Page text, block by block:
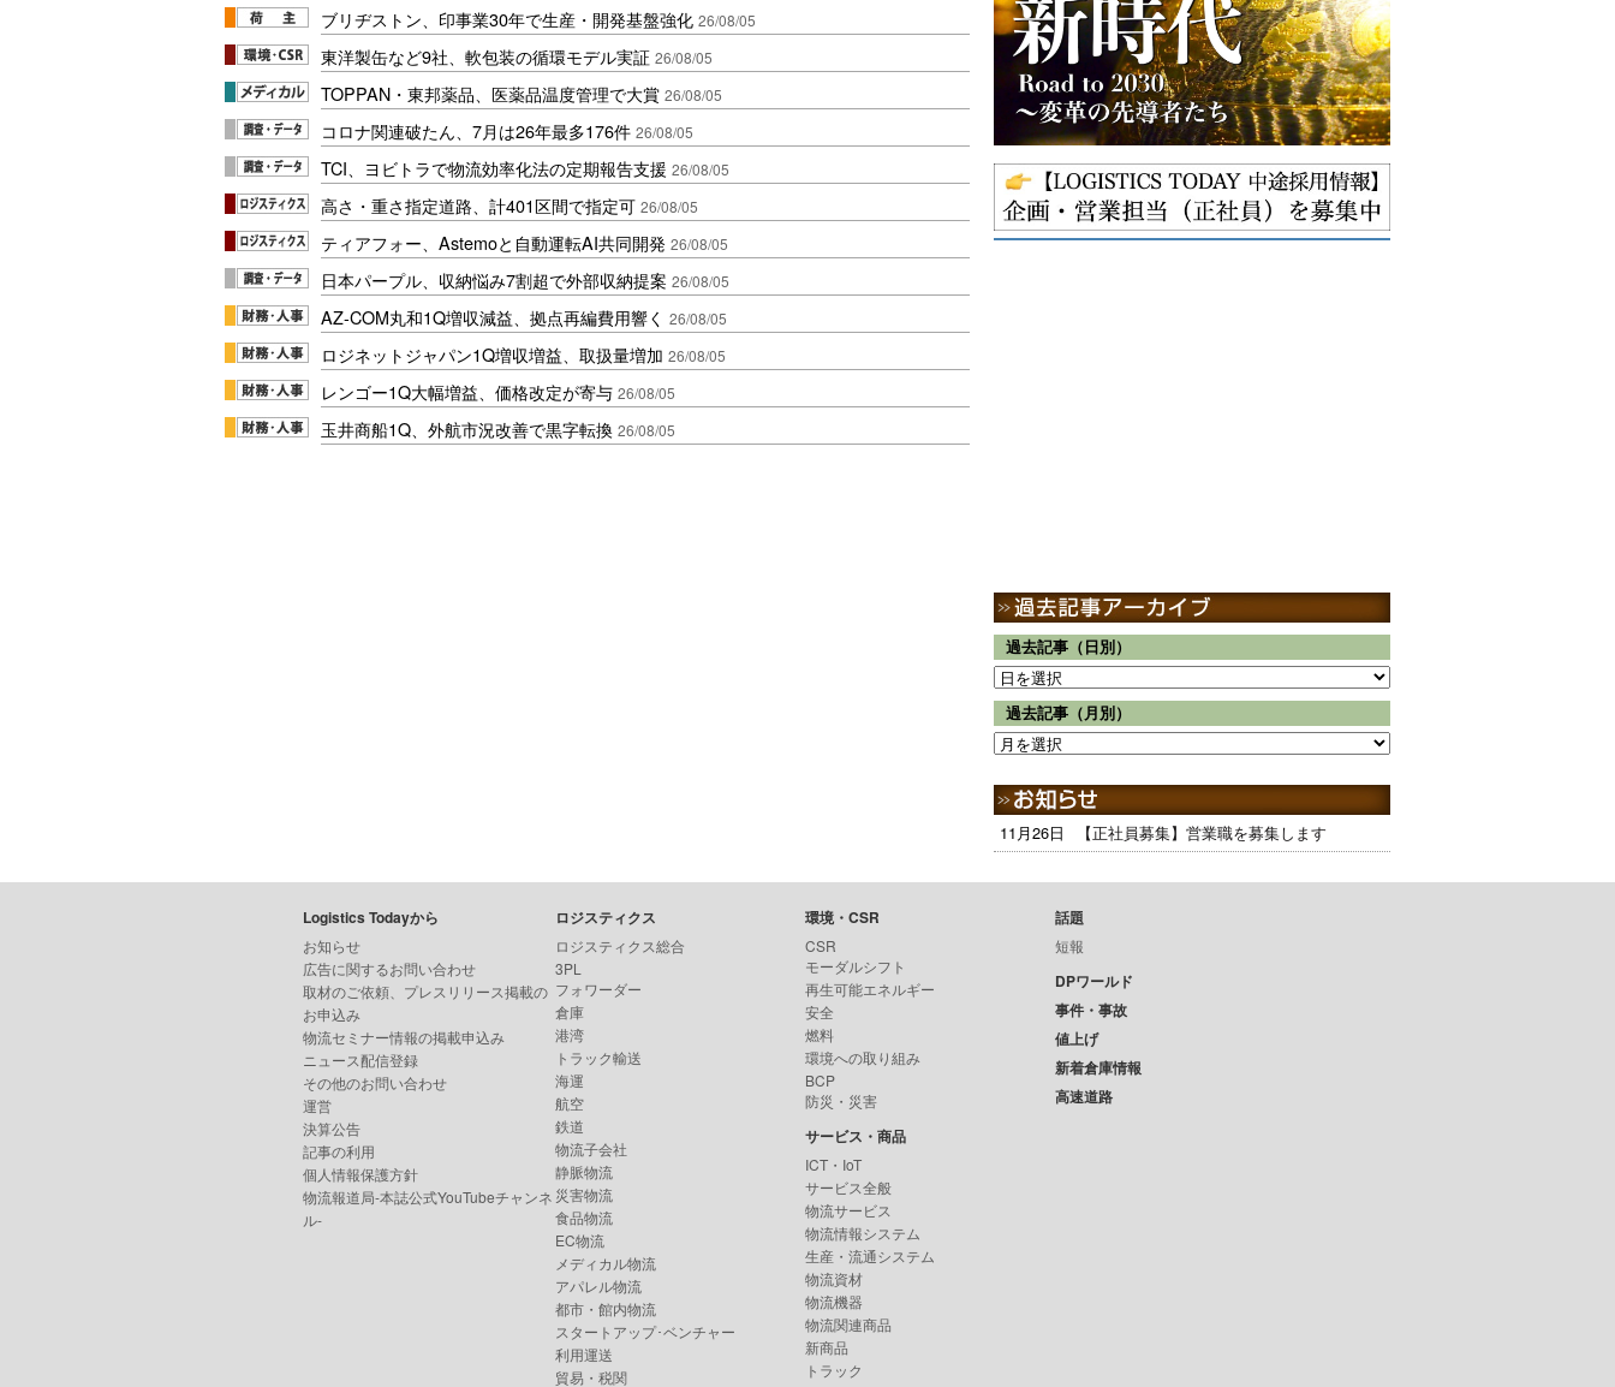
ブリヂストン、印事業30年で生産・開発基盤強化 26/08/05
東洋製缶など9社、軟包装の循環モデル実証 26/08/05
TOPPAN・東邦薬品、医薬品温度管理で大賞 26/08/05
コロナ関連破たん、7月は26年最多176件 26/08/05
TCI、ヨビトラで物流効率化法の定期報告支援 26/08/05
高さ・重さ指定道路、計401区間で指定可 26/08/05
ティアフォー、Astemoと自動運転AI共同開発 26/08/05
日本パープル、収納悩み7割超で外部収納提案 26/08/05
AZ-COM丸和1Q増収減益、拠点再編費用響く 26/08/05
ロジネットジャパン1Q増収増益、取扱量増加 26/08/05
レンゴー1Q大幅増益、価格改定が寄与 26/08/05
玉井商船1Q、外航市況改善で黒字転換 26/08/05
過去記事（日別）
過去記事（月別）
11月26日 【正社員募集】営業職を募集します
Logistics Todayから
お知らせ
広告に関するお問い合わせ
取材のご依頼、プレスリリース掲載の
お申込み
物流セミナー情報の掲載申込み
ニュース配信登録
その他のお問い合わせ
運営
決算公告
記事の利用
個人情報保護方針
物流報道局-本誌公式YouTubeチャンネ
ル-
ロジスティクス
ロジスティクス総合
3PL
フォワーダー
倉庫
港湾
トラック輸送
海運
航空
鉄道
物流子会社
静脈物流
災害物流
食品物流
EC物流
メディカル物流
アパレル物流
都市・館内物流
スタートアップ･ベンチャー
利用運送
貿易・税関
環境・CSR
CSR
モーダルシフト
再生可能エネルギー
安全
燃料
環境への取り組み
BCP
防災・災害
サービス・商品
ICT・IoT
サービス全般
物流サービス
物流情報システム
生産・流通システム
物流資材
物流機器
物流関連商品
新商品
トラック
話題
短報
DPワールド
事件・事故
値上げ
新着倉庫情報
高速道路